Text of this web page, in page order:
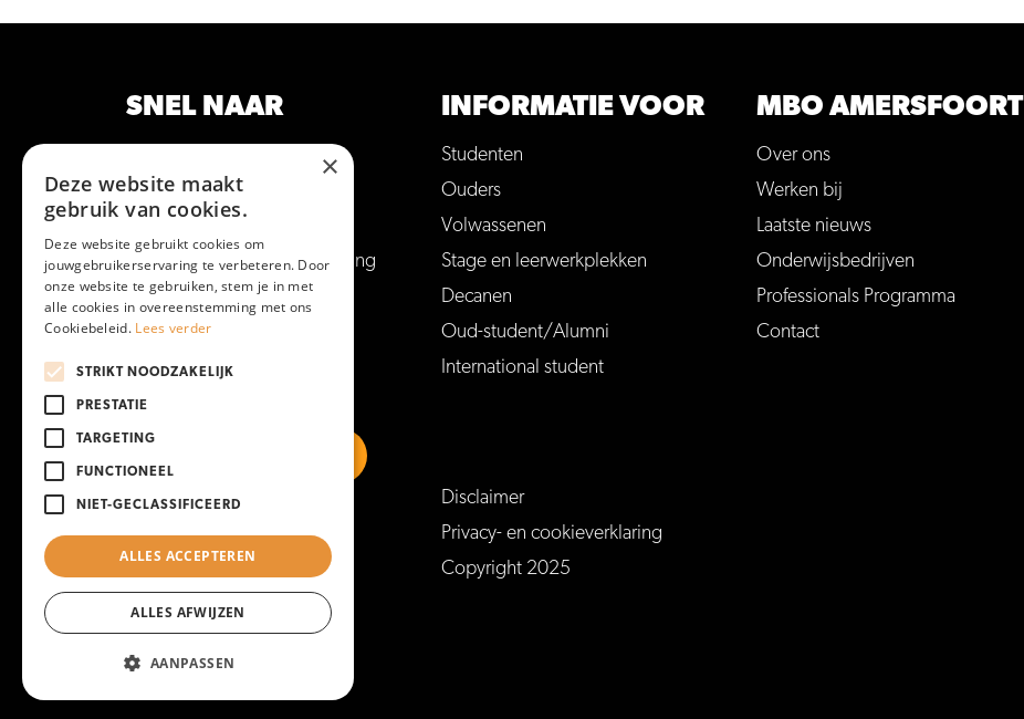
SNEL NAAR
Hulp bij studiekeuze
Aanmelden voor een opleiding
Vakantie en vrije dagen
Veelgestelde vragen
INFORMATIE VOOR
Studenten
Ouders
Volwassenen
Stage en leerwerkplekken
Decanen
Oud-student/Alumni
International student
MBO AMERSFOORT
Over ons
Werken bij
Laatste nieuws
Onderwijsbedrijven
Professionals Programma
Contact
https://www.linkedin.com/school/mboamersfoort
https://www.instagram.com/mboamersfoort/
https://www.facebook.com/MBOAmersfoort
https://www.youtube.com/channel/UCQTy6iqLXu4Q6_ZT-7j0UGw
https://www.tiktok.com/@mboamersfoort
Disclaimer
Privacy- en cookieverklaring
Copyright 2025
×
Deze website maakt
gebruik van cookies.
Deze website gebruikt cookies om
jouwgebruikerservaring te verbeteren. Door
onze website te gebruiken, stem je in met
alle cookies in overeenstemming met ons
Cookiebeleid. Lees verder
STRIKT NOODZAKELIJK
PRESTATIE
TARGETING
FUNCTIONEEL
NIET-GECLASSIFICEERD
ALLES ACCEPTEREN
ALLES AFWIJZEN
AANPASSEN